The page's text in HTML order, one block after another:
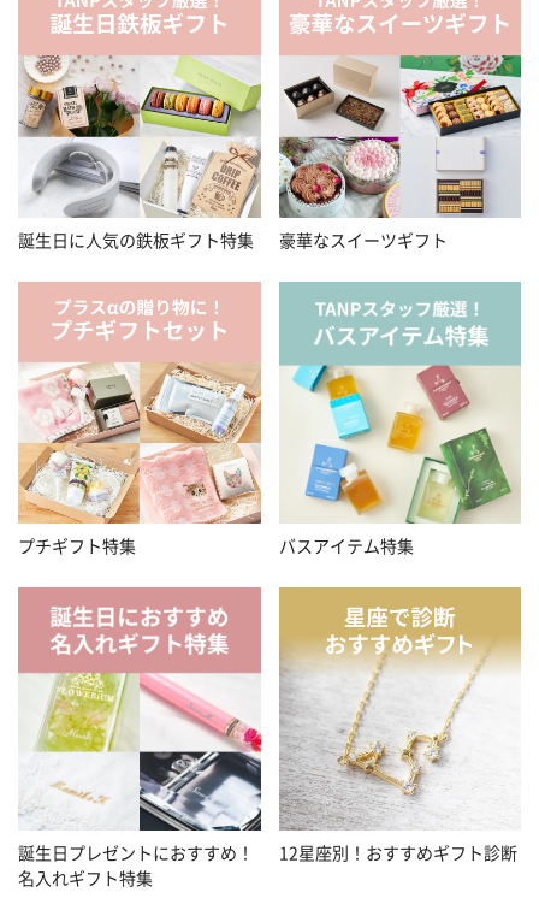
誕生日に人気の鉄板ギフト特集 豪華なスイーツギフト
プチギフト特集 バスアイテム特集
誕生日プレゼントにおすすめ！
名入れギフト特集
12星座別！おすすめギフト診断